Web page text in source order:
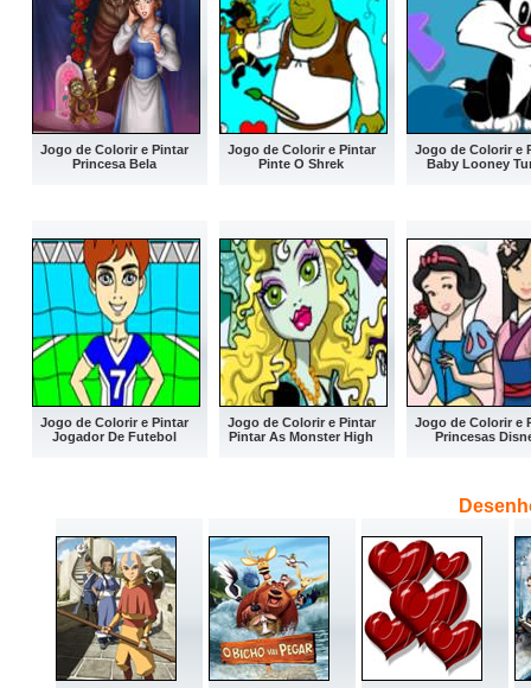
Jogo de Colorir e Pintar
Princesa Bela
Jogo de Colorir e Pintar
Pinte O Shrek
Jogo de Colorir e
Baby Looney
Jogo de Colorir e Pintar
Jogador De Futebol
Jogo de Colorir e Pintar
Pintar As Monster High
Jogo de Colorir e
Princesas